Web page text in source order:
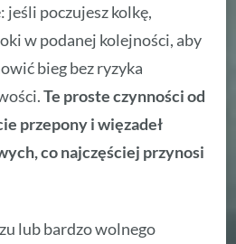
poczujesz kolkę,
w podanej kolejności, aby
bieg bez ryzyka
Te proste czynności od
przepony i więzadeł
co najczęściej przynosi
lub bardzo wolnego